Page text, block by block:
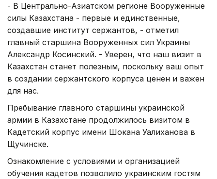
- В Центрально-Азиатском регионе Вооруженные
силы Казахстана - первые и единственные,
создавшие институт сержантов, - отметил
главный старшина Вооруженных сил Украины
Александр Косинский. - Уверен, что наш визит в
Казахстан станет полезным, поскольку ваш опыт
в создании сержантского корпуса ценен и важен
для нас.
Пребывание главного старшины украинской
армии в Казахстане продолжилось визитом в
Кадетский корпус имени Шокана Уалиханова в
Щучинске.
Ознакомление с условиями и организацией
обучения кадетов позволило украинским гостям